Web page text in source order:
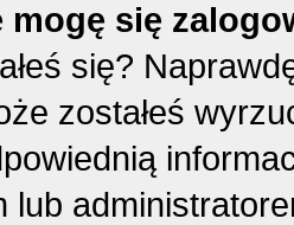
mogę się
się?
zostałeś
lub